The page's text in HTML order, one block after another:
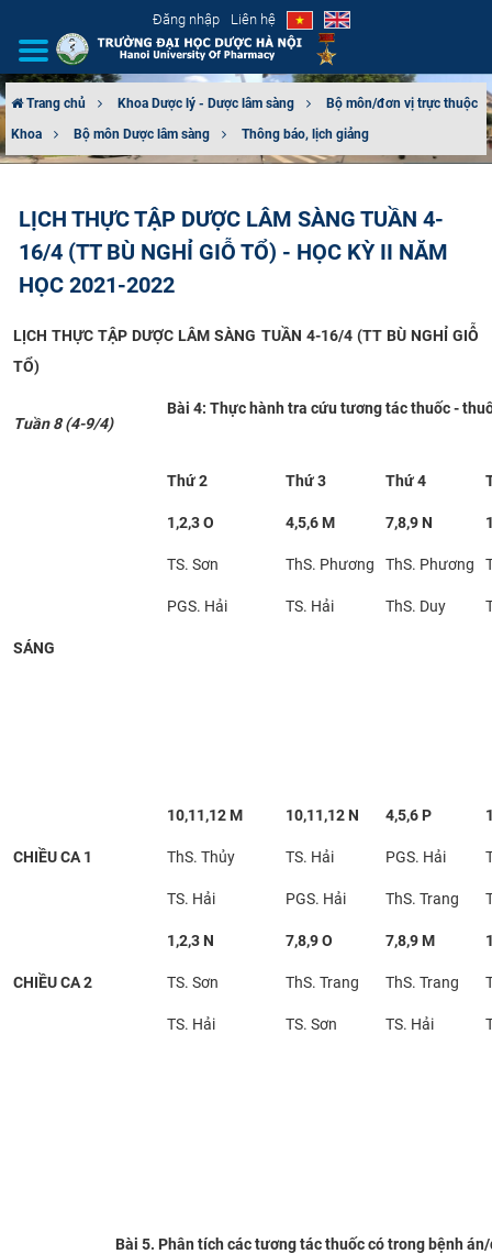
Đăng nhập Liên hệ
GIỚI THIỆU
TUYỂN SINH
ĐẢM BẢO CHẤT LƯỢNG
KHOA HỌC CÔNG NGHỆ
CỰU NGƯỜI HỌC
Trang chủ Khoa Dược lý - Dược lâm sàng
Bộ môn/đơn vị trực thuộc
Khoa
Bộ môn Dược lâm sàng Thông báo, lịch giảng
LỊCH THỰC TẬP DƯỢC LÂM SÀNG TUẦN 4-
16/4 (TT BÙ NGHỈ GIỖ TỔ) - HỌC KỲ II NĂM
HỌC 2021-2022
LỊCH THỰC TẬP DƯỢC LÂM SÀNG TUẦN 4-16/4 (TT BÙ NGHỈ GIỖ
TỔ)
Tuần 8 (4-9/4)
Bài 4: Thực hành tra cứu tương tác thuốc -
Thứ 2 Thứ 3 Thứ 4
SÁNG
1,2,3 O 4,5,6 M 7,8,9 N
TS. Sơn ThS. Phương ThS. Phương
PGS. Hải TS. Hải ThS. Duy
CHIỀU CA 1
10,11,12 M 10,11,12 N 4,5,6 P
ThS. Thủy TS. Hải PGS. Hải
TS. Hải PGS. Hải ThS. Trang
CHIỀU CA 2
1,2,3 N 7,8,9 O 7,8,9 M
TS. Sơn ThS. Trang ThS. Trang
TS. Hải TS. Sơn TS. Hải
Bài 5. Phân tích các tương tác thuốc có trong bệnh